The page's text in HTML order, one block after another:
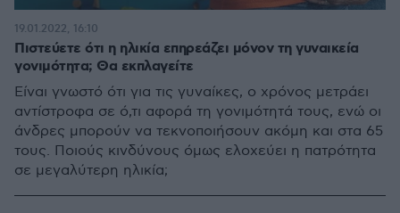
Πιστεύετε ότι η ηλικία επηρεάζει μόνον τη γυναικεία
γονιμότητα; Θα εκπλαγείτε
Είναι γνωστό ότι για τις γυναίκες, ο χρόνος μετράει
αντίστροφα σε ό,τι αφορά τη γονιμότητά τους, ενώ οι
άνδρες μπορούν να τεκνοποιήσουν ακόμη και στα 65
τους. Ποιούς κινδύνους όμως ελοχεύει η πατρότητα
σε μεγαλύτερη ηλικία;
19.01.2022, 16:10